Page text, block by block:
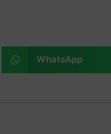
WhatsApp